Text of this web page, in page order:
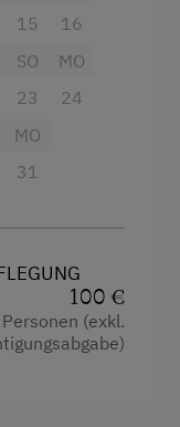
in der
15
16
SO
23
MO
24
MO
31
100 €
(exkl.